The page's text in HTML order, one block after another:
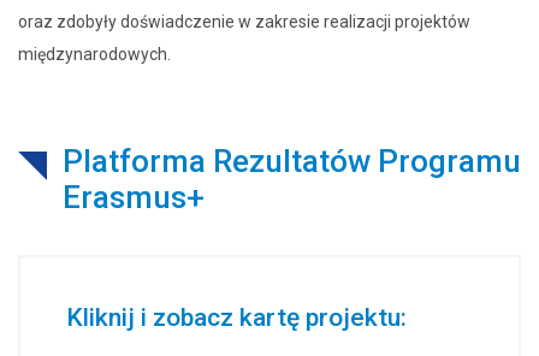
oraz zdobyły doświadczenie w zakresie realizacji projektów
międzynarodowych.
Platforma Rezultatów Programu
Erasmus+
Kliknij i zobacz kartę projektu: